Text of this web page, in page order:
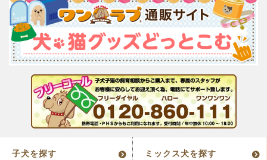
子犬を探す ミックス犬を探す